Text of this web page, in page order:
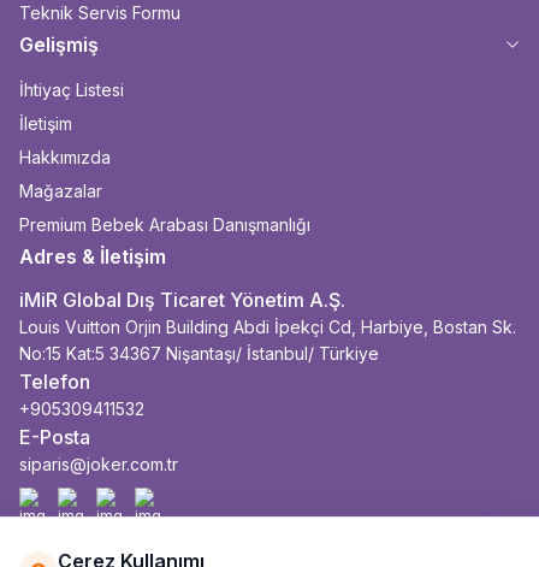
Teknik Servis Formu
Gelişmiş
İhtiyaç Listesi
İletişim
Hakkımızda
Mağazalar
Premium Bebek Arabası Danışmanlığı
Adres & İletişim
iMiR Global Dış Ticaret Yönetim A.Ş.
Louis Vuitton Orjin Building Abdi İpekçi Cd, Harbiye, Bostan Sk.
No:15 Kat:5 34367 Nişantaşı/ İstanbul/ Türkiye
Telefon
+905309411532
E-Posta
siparis@joker.com.tr
Facebook
İnstagram
YoutubeLinkedin
Çerez Kullanımı